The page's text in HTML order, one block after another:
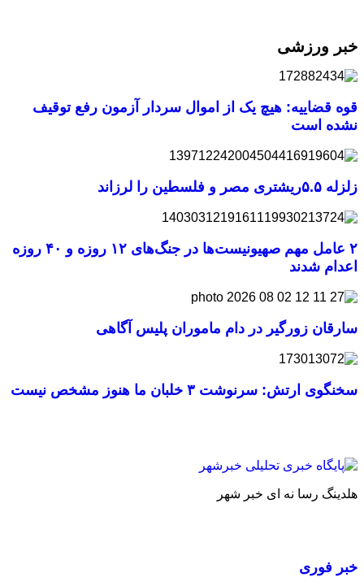
خبر ورزشی
قوه قضاییه: هیچ یک از اموال سردار آزمون رفع توقیف
نشده است
زلزله ۵.۵ریشتری مصر و فلسطین را لرزاند
۲ عامل مهم صهیونیست‌ها در جنگ‌های ۱۲ روزه و ۴۰ روزه
اعدام شدند
سارقان زورگیر در دام ماموران پلیس آگاهی
سخنگوی ارتش: سرنوشت ۳ خلبان ما هنوز مشخص نیست
هلدینگ رسا نه ای خبر شهر
خبر فوری